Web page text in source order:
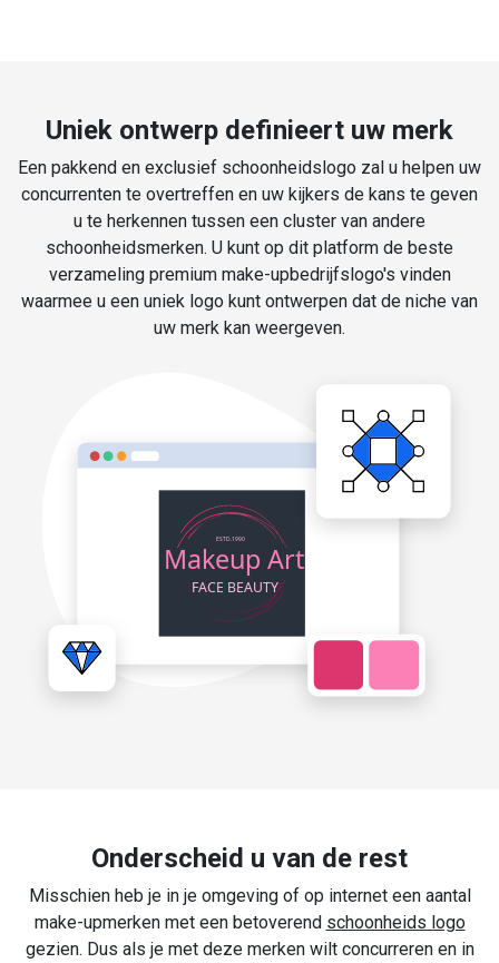
Uniek ontwerp definieert uw merk
Een pakkend en exclusief schoonheidslogo zal u helpen uw
concurrenten te overtreffen en uw kijkers de kans te geven
u te herkennen tussen een cluster van andere
schoonheidsmerken. U kunt op dit platform de beste
verzameling premium make-upbedrijfslogo's vinden
waarmee u een uniek logo kunt ontwerpen dat de niche van
uw merk kan weergeven.
Onderscheid u van de rest
Misschien heb je in je omgeving of op internet een aantal
make-upmerken met een betoverend schoonheids logo
gezien. Dus als je met deze merken wilt concurreren en in